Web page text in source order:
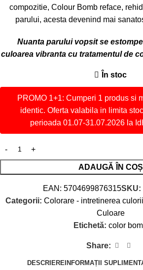
compozitie, Colour Bomb reface,
parului, acesta devenind mai
Nuanta parului vopsit se
culoarea vibranta cu tratamentul de
În stoc
PROMO 1+1: Cumperi 1 produs si
identic. Oferta valabila in limita
perioada 01.07-31.07.2026 la
ADAUGĂ ÎN COȘ
EAN: 5704699876315SKU:
Categorii: Colorare - intretinerea culorii
Culoare
Etichetă: color
Share:
DESCRIERE INFORMAȚII